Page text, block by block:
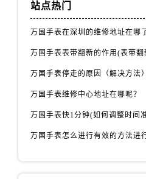
站点热门
万国手表停走的原因（解决方法）
万国手表维修中心地址在哪呢？